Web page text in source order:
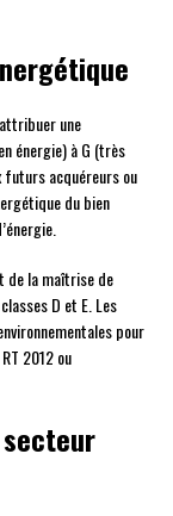
une
énergie) à G (très
futurs acquéreurs ou
du bien
de la maîtrise de
D et E. Les
pour
2012 ou
secteur